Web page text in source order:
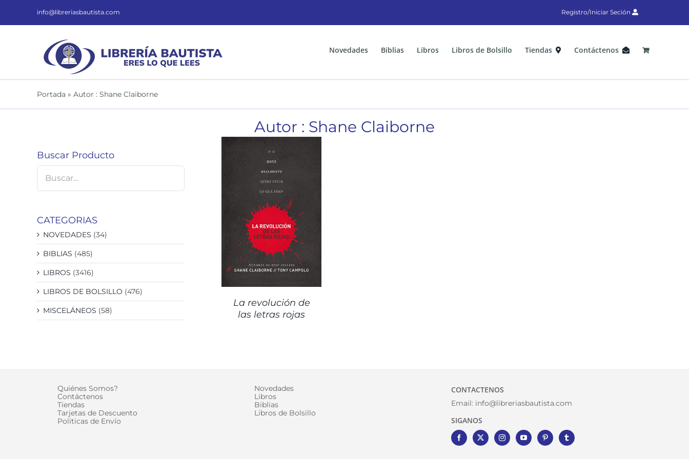
info@libreriasbautista.com Registro/Iniciar Seción
Novedades Biblias Libros Libros de Bolsillo Tiendas Contáctenos
Portada » Autor : Shane Claiborne
Autor : Shane Claiborne
La revolución de
las letras rojas
Buscar Producto
CATEGORIAS
NOVEDADES (34)
BIBLIAS (485)
LIBROS (3416)
LIBROS DE BOLSILLO (476)
MISCELÁNEOS (58)
Quiénes Somos?
Contáctenos
Tiendas
Tarjetas de Descuento
Politicas de Envío
Novedades
Libros
Biblias
Libros de Bolsillo
CONTACTENOS
Email: info@libreriasbautista.com
SIGANOS